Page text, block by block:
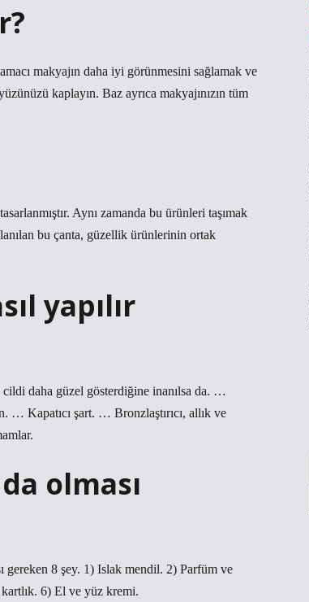
makyajın daha iyi görünmesini sağlamak ve
kaplayın. Baz ayrıca makyajınızın tüm
Aynı zamanda bu ürünleri taşımak
bu çanta, güzellik ürünlerinin ortak
yapılır
daha güzel gösterdiğine inanılsa da. …
… Kapatıcı şart. … Bronzlaştırıcı, allık ve
olması
gereken 8 şey. 1) Islak mendil. 2) Parfüm ve
6) El ve yüz kremi.